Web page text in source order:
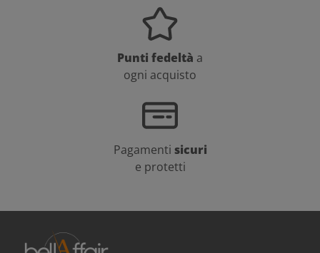
Punti fedeltà a
ogni acquisto
Pagamenti sicuri
e protetti